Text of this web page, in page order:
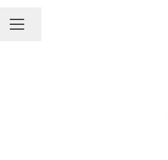
KARRIÄRMENY
Dela sidan